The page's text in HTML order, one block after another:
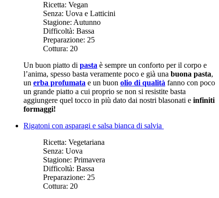
Ricetta: Vegan
Senza: Uova e Latticini
Stagione: Autunno
Difficoltà: Bassa
Preparazione: 25
Cottura: 20
Un buon piatto di pasta è sempre un conforto per il corpo e
l’anima, spesso basta veramente poco e già una buona pasta,
un erba profumata e un buon olio di qualità fanno con poco
un grande piatto a cui proprio se non si resistite basta
aggiungere quel tocco in più dato dai nostri blasonati e infiniti
formaggi!
Rigatoni con asparagi e salsa bianca di salvia
Ricetta: Vegetariana
Senza: Uova
Stagione: Primavera
Difficoltà: Bassa
Preparazione: 25
Cottura: 20